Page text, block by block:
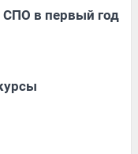
СПО в первый год